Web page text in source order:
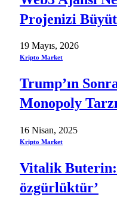
Projenizi
19 Mayıs, 2026
Kripto Market
Trump’ın
Monopoly
16 Nisan, 2025
Kripto Market
Vitalik
özgürlüktür’